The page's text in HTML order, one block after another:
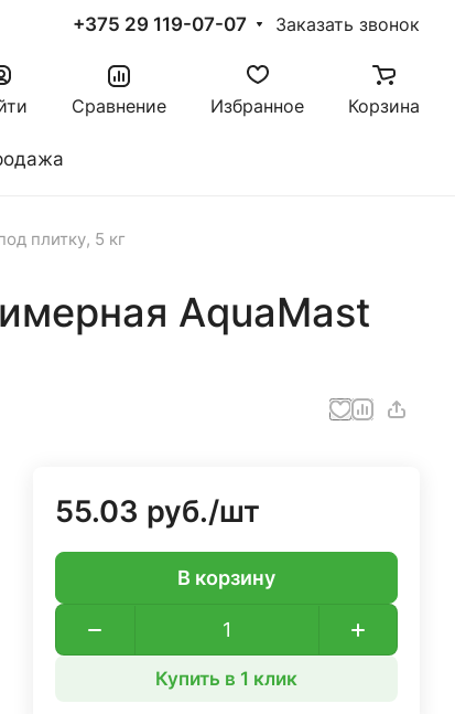
+375 29 119-07-07 Заказать звонок
Сравнение Избранное Корзина
плитку, 5 кг
AquaMast
55.03 руб./шт
В корзину
Купить в 1 клик